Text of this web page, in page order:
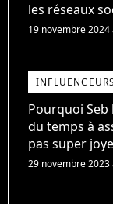
les réseaux
19 novembre 2024
INFLUENCEURS
Pourquoi Seb
du temps à
pas super
29 novembre 2023